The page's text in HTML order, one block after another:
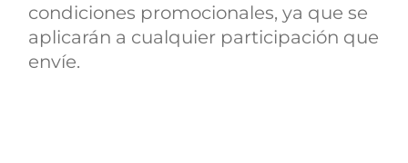
condiciones promocionales, ya que se
aplicarán a cualquier participación que
envíe.